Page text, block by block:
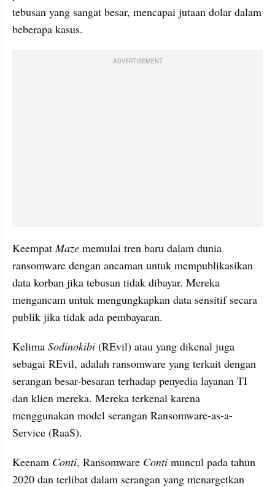
tebusan yang sangat besar, mencapai jutaan dolar dalam
beberapa kasus.
ADVERTISEMENT
Keempat Maze memulai tren baru dalam dunia
ransomware dengan ancaman untuk mempublikasikan
data korban jika tebusan tidak dibayar. Mereka
mengancam untuk mengungkapkan data sensitif secara
publik jika tidak ada pembayaran.
Kelima Sodinokibi (REvil) atau yang dikenal juga
sebagai REvil, adalah ransomware yang terkait dengan
serangan besar-besaran terhadap penyedia layanan TI
dan klien mereka. Mereka terkenal karena
menggunakan model serangan Ransomware-as-a-
Service (RaaS).
Keenam Conti, Ransomware Conti muncul pada tahun
2020 dan terlibat dalam serangan yang menargetkan